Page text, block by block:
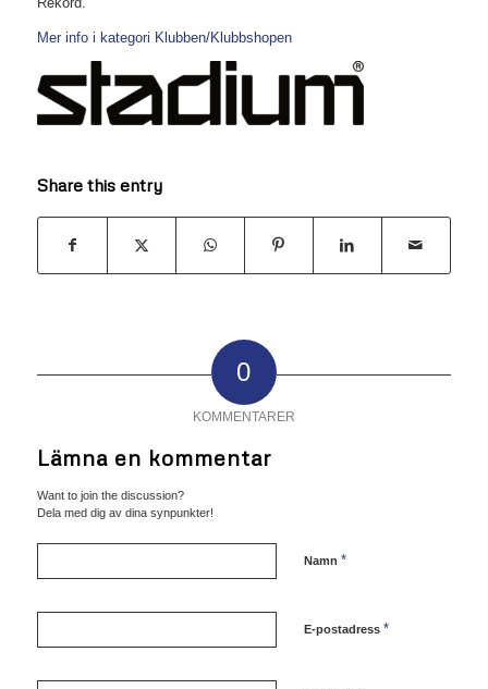
Mer info i kategori Klubben/Klubbshopen
Share this entry
0
KOMMENTARER
Lämna en kommentar
Want to join the discussion?
Dela med dig av dina synpunkter!
Namn *
E-postadress *